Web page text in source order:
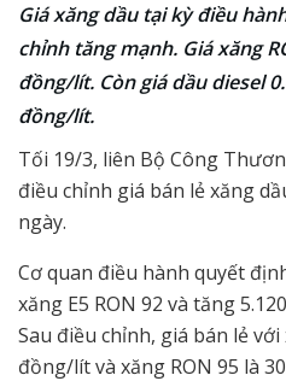
Giá xăng dầu tại kỳ điều
chỉnh tăng mạnh. Giá xăng
đồng/lít. Còn giá dầu diesel
đồng/lít.
Tối 19/3, liên Bộ Công
điều chỉnh giá bán lẻ xăng
ngày.
Cơ quan điều hành quyết
xăng E5 RON 92 và tăng
Sau điều chỉnh, giá bán lẻ với
đồng/lít và xăng RON 95 là